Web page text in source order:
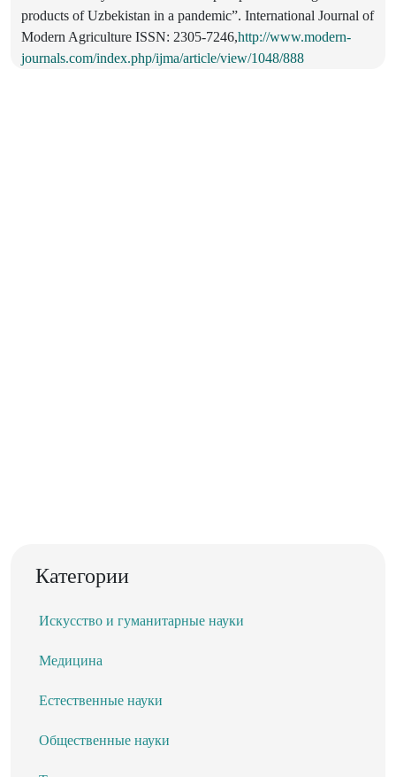
products of Uzbekistan in a pandemic”. International Journal of
Modern Agriculture ISSN: 2305-7246,http://www.modern-
journals.com/index.php/ijma/article/view/1048/888
Категории
Искусство и гуманитарные науки
Медицина
Естественные науки
Общественные науки